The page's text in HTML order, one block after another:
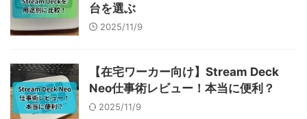
台を選ぶ
2025/11/9
【在宅ワーカー向け】Stream Deck
Neo仕事術レビュー！本当に便利？
2025/11/9